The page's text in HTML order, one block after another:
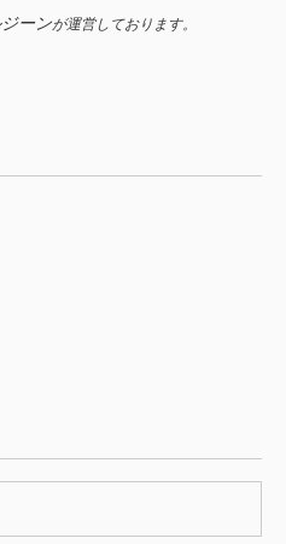
ーンが運営しております。